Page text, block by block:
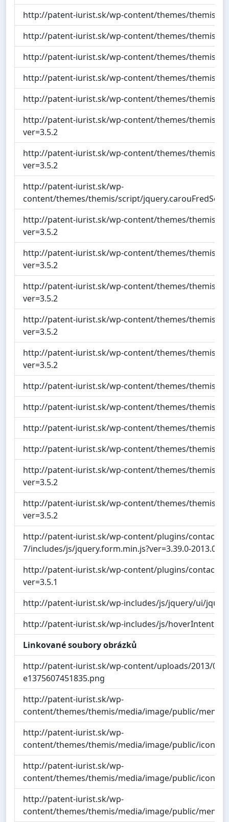
http://patent-iurist.sk/wp-content/themes/themis/
http://patent-iurist.sk/wp-content/themes/themis/
http://patent-iurist.sk/wp-content/themes/themis/
http://patent-iurist.sk/wp-content/themes/themis/
http://patent-iurist.sk/wp-content/themes/themis/
http://patent-iurist.sk/wp-content/themes/themis/
ver=3.5.2
http://patent-iurist.sk/wp-content/themes/themis/
ver=3.5.2
http://patent-iurist.sk/wp-
content/themes/themis/script/
http://patent-iurist.sk/wp-content/themes/themis/
ver=3.5.2
http://patent-iurist.sk/wp-content/themes/themis/
ver=3.5.2
http://patent-iurist.sk/wp-content/themes/themis/
ver=3.5.2
http://patent-iurist.sk/wp-content/themes/themis/
ver=3.5.2
http://patent-iurist.sk/wp-content/themes/themis/
ver=3.5.2
http://patent-iurist.sk/wp-content/themes/themis/
http://patent-iurist.sk/wp-content/themes/themis/
http://patent-iurist.sk/wp-content/themes/themis/
http://patent-iurist.sk/wp-content/themes/themis/
http://patent-iurist.sk/wp-content/themes/themis/
ver=3.5.2
http://patent-iurist.sk/wp-content/themes/themis/
ver=3.5.2
http://patent-iurist.sk/wp-content/plugins/contact-
7/includes/js/jquery.form.min.js?ver=3.39.0-
http://patent-iurist.sk/wp-content/plugins/contact-
ver=3.5.1
http://patent-iurist.sk/wp-includes/js/jquery/ui/
http://patent-iurist.sk/wp-includes/js/
Linkované soubory obrázků
http://patent-iurist.sk/wp-content/uploads/2013/08/
e1375607451835.png
http://patent-iurist.sk/wp-
content/themes/themis/media/image/public/
http://patent-iurist.sk/wp-
content/themes/themis/media/image/public/icon/
http://patent-iurist.sk/wp-
content/themes/themis/media/image/public/icon/
http://patent-iurist.sk/wp-
content/themes/themis/media/image/public/